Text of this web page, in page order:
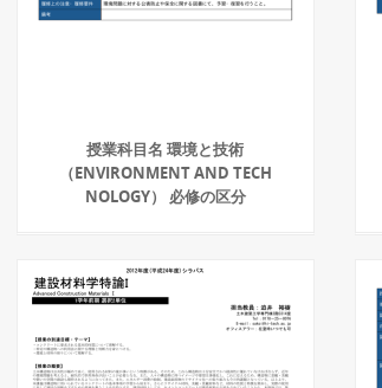
授業科目名 環境と技術
（ENVIRONMENT AND TECH
NOLOGY） 必修の区分